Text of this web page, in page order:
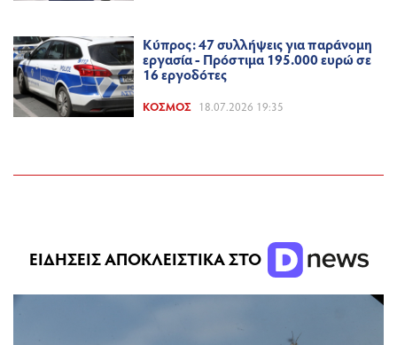
Κύπρος: 47 συλλήψεις για παράνομη
εργασία - Πρόστιμα 195.000 ευρώ σε
16 εργοδότες
ΚΌΣΜΟΣ 18.07.2026 19:35
ΕΙΔΗΣΕΙΣ ΑΠΟΚΛΕΙΣΤΙΚΑ ΣΤΟ